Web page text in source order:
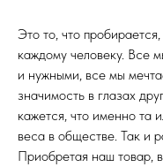
Это то, что
каждому человеку. Все
и нужными, все мы
значимость в глазах
кажется, что именно та
веса в обществе. Так и
Приобретая наш товар,